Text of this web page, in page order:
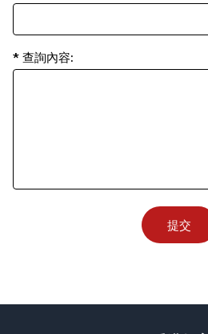
* 查詢內容:
提交